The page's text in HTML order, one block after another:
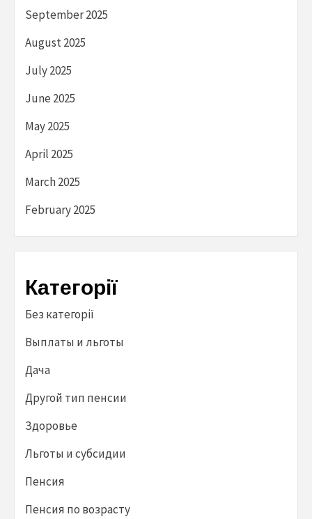
September 2025
August 2025
July 2025
June 2025
May 2025
April 2025
March 2025
February 2025
Категорії
Без категорії
Выплаты и льготы
Дача
Другой тип пенсии
Здоровье
Льготы и субсидии
Пенсия
Пенсия по возрасту